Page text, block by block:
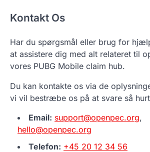
Kontakt Os
Har du spørgsmål eller brug for
at assistere dig med alt relateret til
vores PUBG Mobile claim hub.
Du kan kontakte os via de
vi vil bestræbe os på at svare så
Email: support@openpec.org,
hello@openpec.org
Telefon: +45 20 12 34 56